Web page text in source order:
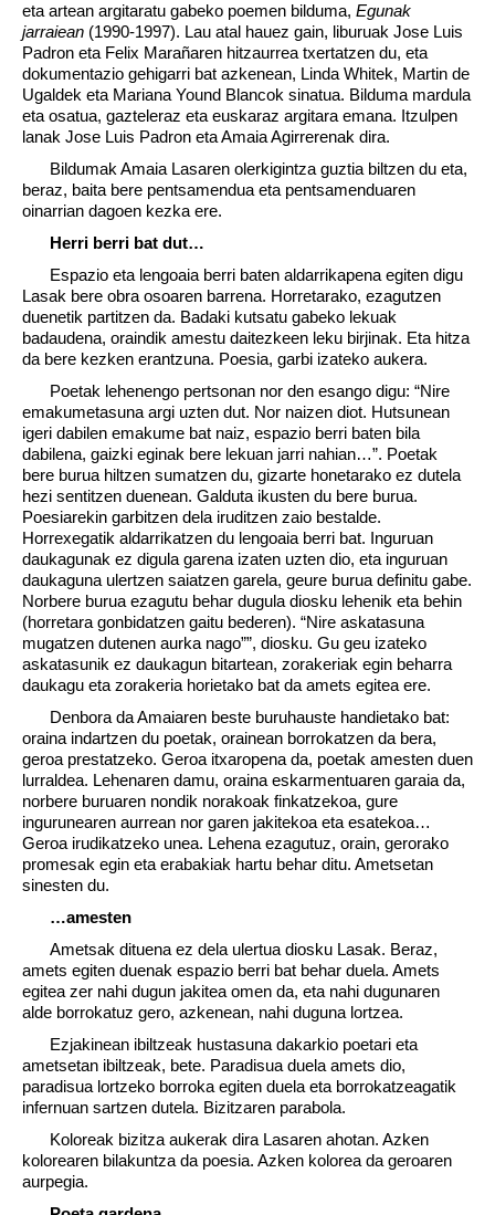
eta artean argitaratu gabeko poemen bilduma, Egunak
jarraiean (1990-1997). Lau atal hauez gain, liburuak Jose Luis
Padron eta Felix Marañaren hitzaurrea txertatzen du, eta
dokumentazio gehigarri bat azkenean, Linda Whitek, Martin de
Ugaldek eta Mariana Yound Blancok sinatua. Bilduma mardula
eta osatua, gazteleraz eta euskaraz argitara emana. Itzulpen
lanak Jose Luis Padron eta Amaia Agirrerenak dira.
Bildumak Amaia Lasaren olerkigintza guztia biltzen du eta,
beraz, baita bere pentsamendua eta pentsamenduaren
oinarrian dagoen kezka ere.
Herri berri bat dut…
Espazio eta lengoaia berri baten aldarrikapena egiten digu
Lasak bere obra osoaren barrena. Horretarako, ezagutzen
duenetik partitzen da. Badaki kutsatu gabeko lekuak
badaudena, oraindik amestu daitezkeen leku birjinak. Eta hitza
da bere kezken erantzuna. Poesia, garbi izateko aukera.
Poetak lehenengo pertsonan nor den esango digu: “Nire
emakumetasuna argi uzten dut. Nor naizen diot. Hutsunean
igeri dabilen emakume bat naiz, espazio berri baten bila
dabilena, gaizki eginak bere lekuan jarri nahian…”. Poetak
bere burua hiltzen sumatzen du, gizarte honetarako ez dutela
hezi sentitzen duenean. Galduta ikusten du bere burua.
Poesiarekin garbitzen dela iruditzen zaio bestalde.
Horrexegatik aldarrikatzen du lengoaia berri bat. Inguruan
daukagunak ez digula garena izaten uzten dio, eta inguruan
daukaguna ulertzen saiatzen garela, geure burua definitu gabe.
Norbere burua ezagutu behar dugula diosku lehenik eta behin
(horretara gonbidatzen gaitu bederen). “Nire askatasuna
mugatzen dutenen aurka nago””, diosku. Gu geu izateko
askatasunik ez daukagun bitartean, zorakeriak egin beharra
daukagu eta zorakeria horietako bat da amets egitea ere.
Denbora da Amaiaren beste buruhauste handietako bat:
oraina indartzen du poetak, orainean borrokatzen da bera,
geroa prestatzeko. Geroa itxaropena da, poetak amesten duen
lurraldea. Lehenaren damu, oraina eskarmentuaren garaia da,
norbere buruaren nondik norakoak finkatzekoa, gure
ingurunearen aurrean nor garen jakitekoa eta esatekoa…
Geroa irudikatzeko unea. Lehena ezagutuz, orain, gerorako
promesak egin eta erabakiak hartu behar ditu. Ametsetan
sinesten du.
…amesten
Ametsak dituena ez dela ulertua diosku Lasak. Beraz,
amets egiten duenak espazio berri bat behar duela. Amets
egitea zer nahi dugun jakitea omen da, eta nahi dugunaren
alde borrokatuz gero, azkenean, nahi duguna lortzea.
Ezjakinean ibiltzeak hustasuna dakarkio poetari eta
ametsetan ibiltzeak, bete. Paradisua duela amets dio,
paradisua lortzeko borroka egiten duela eta borrokatzeagatik
infernuan sartzen dutela. Bizitzaren parabola.
Koloreak bizitza aukerak dira Lasaren ahotan. Azken
kolorearen bilakuntza da poesia. Azken kolorea da geroaren
aurpegia.